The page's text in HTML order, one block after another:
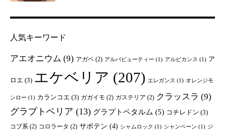
人気キーワード
アエオニウム (9) アガベ (2) アルバビューティー (1) アルビカンス (1) ア
ロエ (3) エケベリア (207) エレガンス (1) オレンジモ
ンロー (1) カランコエ (3) ガガイモ (2) ガステリア (2) クラッスラ (9)
グラプトベリア (13) グラプトペタルム (5) コチレドン (3)
コブ系 (2) コロラータ (2) サボテン (4) シャムロック (1) シャンペーン (1) ジ